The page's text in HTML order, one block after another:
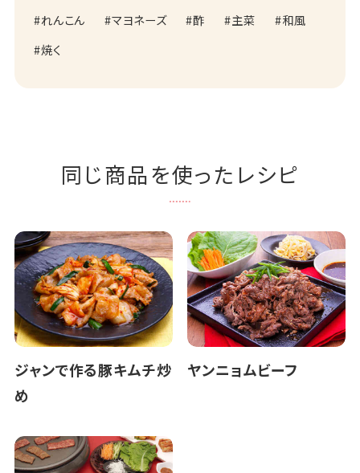
れんこん
マヨネーズ 酢 主菜
和風
焼く
同じ商品を使ったレシピ
ジャンで作る豚キムチ炒
め
ヤンニョムビーフ